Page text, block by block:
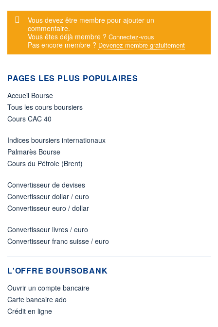
Message d'alerte
Vous devez être membre pour ajouter un
commentaire.
Vous êtes déjà membre ? Connectez-vous
Pas encore membre ? Devenez membre gratuitement
PAGES LES PLUS POPULAIRES
Accueil Bourse
Tous les cours boursiers
Cours CAC 40
Indices boursiers internationaux
Palmarès Bourse
Cours du Pétrole (Brent)
Convertisseur de devises
Convertisseur dollar / euro
Convertisseur euro / dollar
Convertisseur livres / euro
Convertisseur franc suisse / euro
L'OFFRE BOURSOBANK
Ouvrir un compte bancaire
Carte bancaire ado
Crédit en ligne